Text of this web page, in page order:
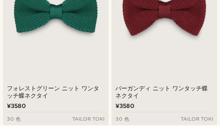
フォレストグリーン ニット ワンタ
ッチ蝶ネクタイ
¥3580
30 色 TAILOR TOKI
バーガンディ ニット ワンタッチ蝶
ネクタイ
¥3580
30 色 TAILOR TOKI